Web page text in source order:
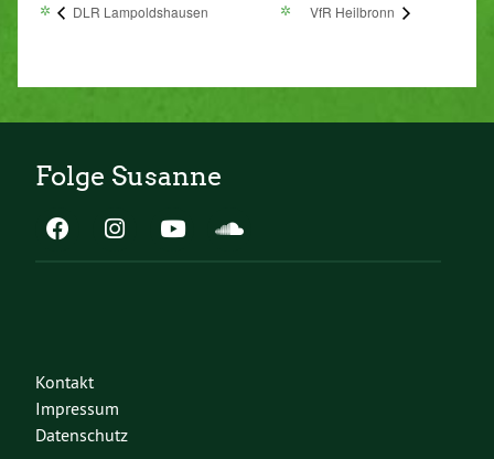
DLR Lampoldshausen VfR Heilbronn
Folge Susanne
Kontakt
Impressum
Datenschutz